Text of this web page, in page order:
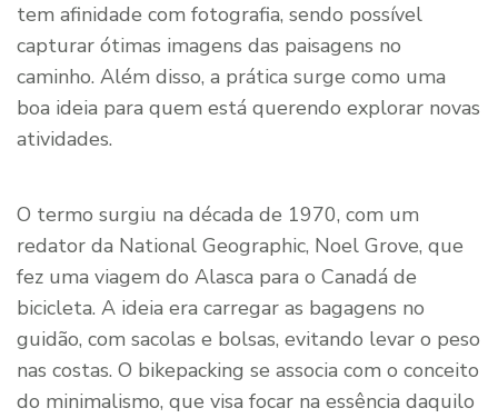
tem afinidade com fotografia, sendo possível
capturar ótimas imagens das paisagens no
caminho. Além disso, a prática surge como uma
boa ideia para quem está querendo explorar novas
atividades.
O termo surgiu na década de 1970, com um
redator da National Geographic, Noel Grove, que
fez uma viagem do Alasca para o Canadá de
bicicleta. A ideia era carregar as bagagens no
guidão, com sacolas e bolsas, evitando levar o peso
nas costas. O bikepacking se associa com o conceito
do minimalismo, que visa focar na essência daquilo